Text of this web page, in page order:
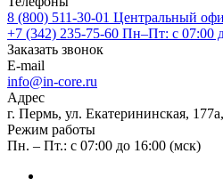
8 (800) 511-30-01 Центральный
+7 (342) 235-75-60 Пн–Пт: с 07:00
Заказать звонок
E-mail
info@in-core.ru
Адрес
г. Пермь, ул. ​Екатерининская,
Режим работы
Пн. – Пт.: с 07:00 до 16:00 (мск)